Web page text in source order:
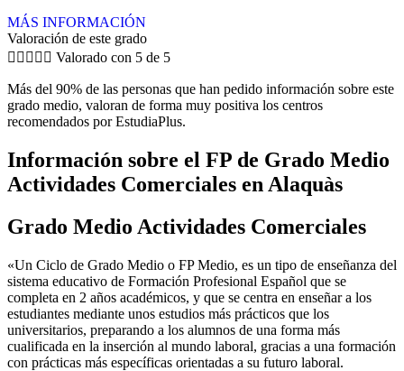
MÁS INFORMACIÓN
Valoración de este grado
     Valorado con 5 de 5
Más del 90% de las personas que han pedido información sobre este
grado medio, valoran de forma muy positiva los centros
recomendados por EstudiaPlus.
Información sobre el FP de Grado Medio
Actividades Comerciales en Alaquàs
Grado Medio Actividades Comerciales
«Un Ciclo de Grado Medio o FP Medio, es un tipo de enseñanza del
sistema educativo de Formación Profesional Español que se
completa en 2 años académicos, y que se centra en enseñar a los
estudiantes mediante unos estudios más prácticos que los
universitarios, preparando a los alumnos de una forma más
cualificada en la inserción al mundo laboral, gracias a una formación
con prácticas más específicas orientadas a su futuro laboral.